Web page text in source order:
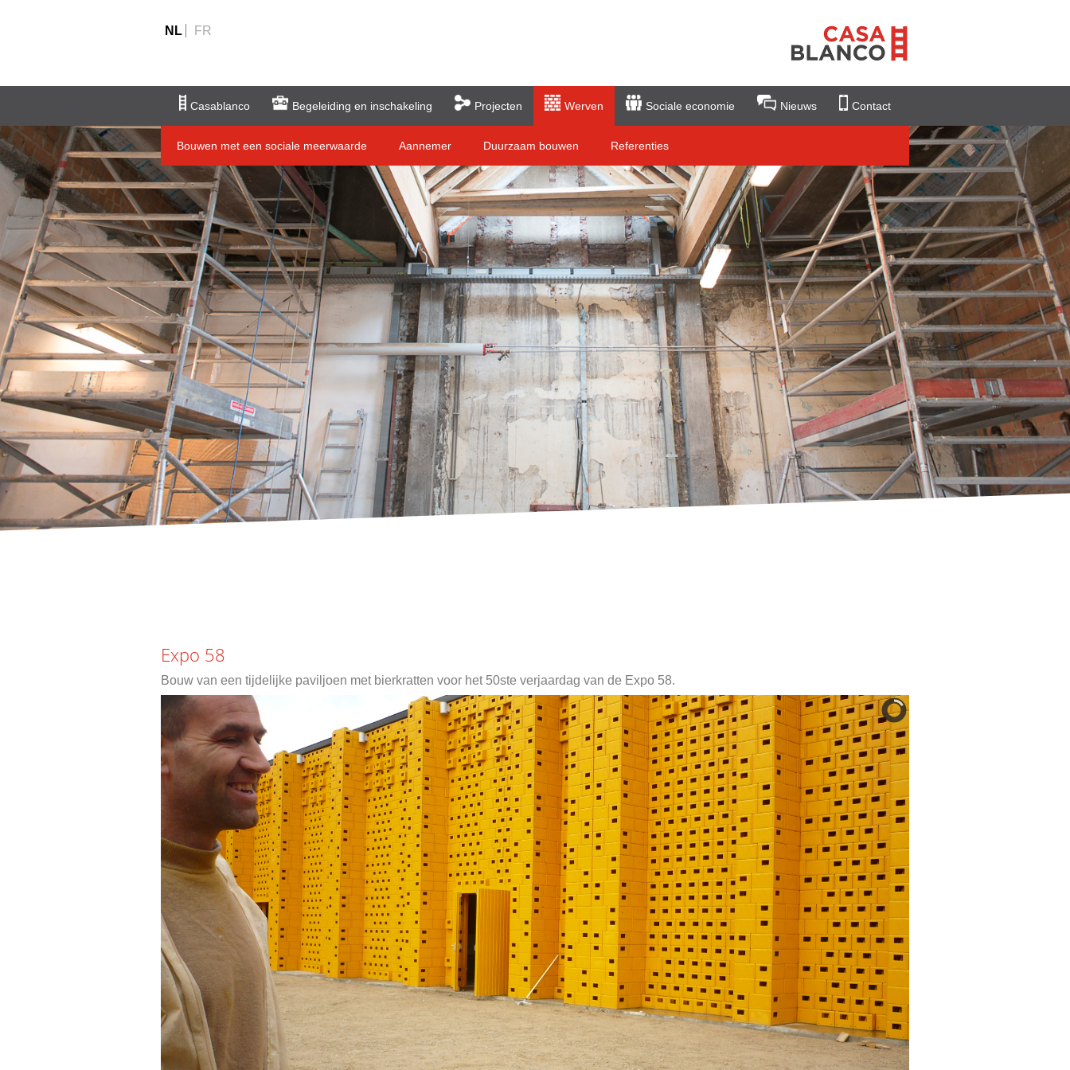
NL FR
Casablanco Begeleiding en inschakeling Projecten Werven
Bouwen met een sociale meerwaarde Aannemer Duurzaam bouwen Referenties
Sociale economie Nieuws Contact
Expo 58
Bouw van een tijdelijke paviljoen met bierkratten voor het 50ste verjaardag van de Expo 58.